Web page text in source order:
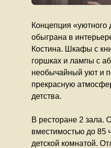
Концепция
обыграна в
Костина. Шкафы с
горшках и лампы с
необычайный уют и
прекрасную
детства.
В ресторане 2 зала.
вместимостью до 85
детской комнатой.